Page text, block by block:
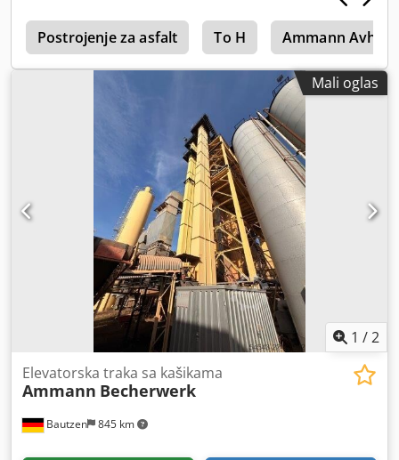
Postrojenje za asfalt To H Ammann Avh
Mali oglas
1 /2
Bautzen 845 km
Elevatorska traka sa kašikama
Ammann Becherwerk